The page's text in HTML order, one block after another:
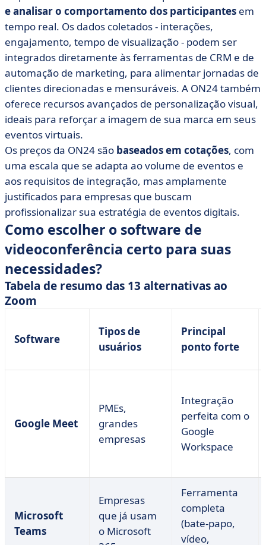
e analisar o comportamento dos participantes em
tempo real. Os dados coletados - interações,
engajamento, tempo de visualização - podem ser
integrados diretamente às ferramentas de CRM e de
automação de marketing, para alimentar jornadas de
clientes direcionadas e mensuráveis. A ON24 também
oferece recursos avançados de personalização visual,
ideais para reforçar a imagem de sua marca em seus
eventos virtuais.
Os preços da ON24 são baseados em cotações, com
uma escala que se adapta ao volume de eventos e
aos requisitos de integração, mas amplamente
justificados para empresas que buscam
profissionalizar sua estratégia de eventos digitais.
Como escolher o software de
videoconferência certo para suas
necessidades?
Tabela de resumo das 13 alternativas ao
Zoom
Software
Tipos de
usuários
Principal
ponto forte
Google Meet
PMEs,
grandes
empresas
Integração
perfeita com o
Google
Workspace
Microsoft
Teams
Empresas
que já usam
o Microsoft
Ferramenta
completa
(bate-papo,
vídeo,